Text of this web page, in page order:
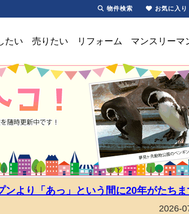
たい 売りたい リフォーム マンスリーマ
より「あっ」という間に20年がたちま
2026-
物件検索 お気に入り